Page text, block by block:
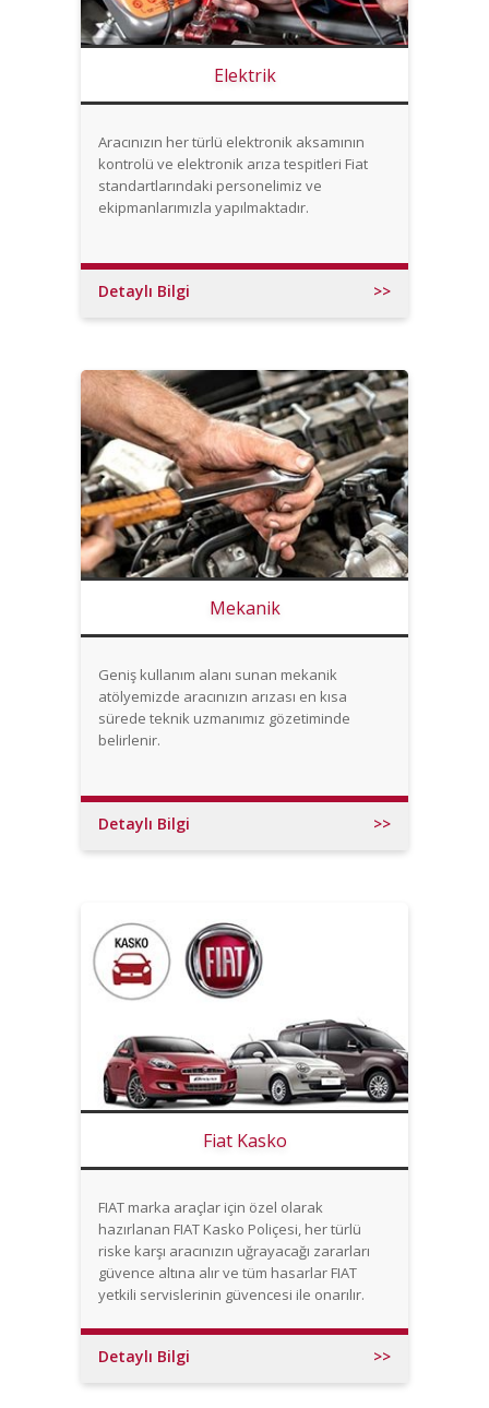
Elektrik
Aracınızın her türlü elektronik aksamının
kontrolü ve elektronik arıza tespitleri Fiat
standartlarındaki personelimiz ve
ekipmanlarımızla yapılmaktadır.
Detaylı Bilgi >>
Mekanik
Geniş kullanım alanı sunan mekanik
atölyemizde aracınızın arızası en kısa
sürede teknik uzmanımız gözetiminde
belirlenir.
Detaylı Bilgi >>
Fiat Kasko
FIAT marka araçlar için özel olarak
hazırlanan FIAT Kasko Poliçesi, her türlü
riske karşı aracınızın uğrayacağı zararları
güvence altına alır ve tüm hasarlar FIAT
yetkili servislerinin güvencesi ile onarılır.
Detaylı Bilgi >>